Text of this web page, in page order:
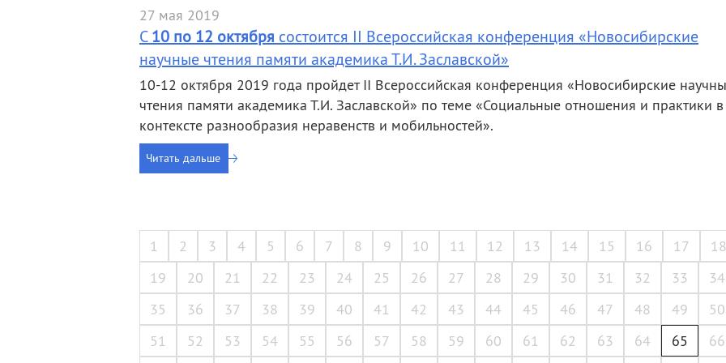
27 мая 2019
С 10 по 12 октября состоится II Всероссийская конференция «Новосибирские
научные чтения памяти академика Т.И. Заславской»
10-12 октября 2019 года пройдет II Всероссийская конференция «Новосибирские
чтения памяти академика Т.И. Заславской» по теме «Социальные отношения и практики в
контексте разнообразия неравенств и мобильностей».
Читать дальше
1 2 3 4 5 6 7 8 9 10 11 12 13 14 15 16 17
18
19
20 21 22 23 24 25 26 27 28 29 30 31 32 33
34
35
36 37 38 39 40 41 42 43 44 45 46 47 48 49
50
51
52 53 54 55 56 57 58 59 60 61 62 63 64 65 66